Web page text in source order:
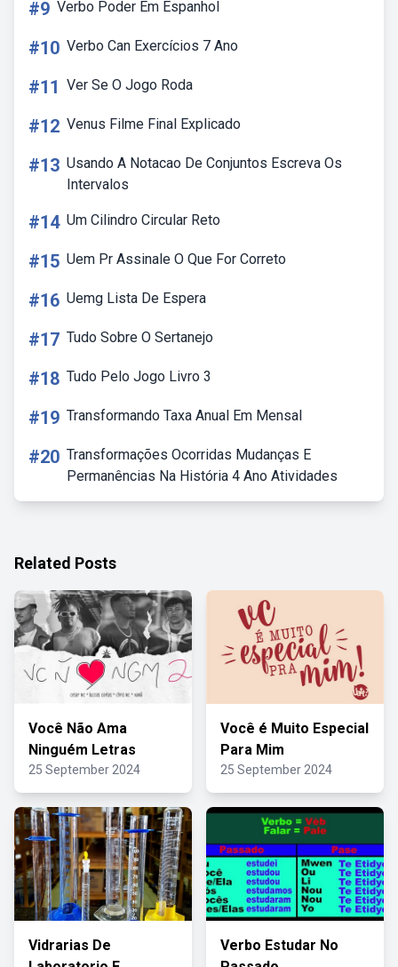
#9 Verbo Poder Em Espanhol
#10 Verbo Can Exercícios 7 Ano
#11 Ver Se O Jogo Roda
#12 Venus Filme Final Explicado
#13 Usando A Notacao De Conjuntos Escreva Os
Intervalos
#14 Um Cilindro Circular Reto
#15 Uem Pr Assinale O Que For Correto
#16 Uemg Lista De Espera
#17 Tudo Sobre O Sertanejo
#18 Tudo Pelo Jogo Livro 3
#19 Transformando Taxa Anual Em Mensal
#20 Transformações Ocorridas Mudanças E
Permanências Na História 4 Ano Atividades
Related Posts
Você Não Ama
Ninguém Letras
25 September 2024
Você é Muito Especial
Para Mim
25 September 2024
Vidrarias De
Verbo Estudar No